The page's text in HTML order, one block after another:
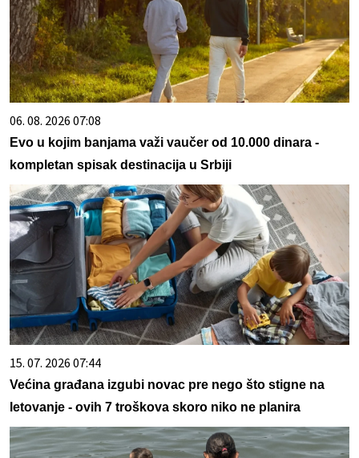
06. 08. 2026 07:08
Evo u kojim banjama važi vaučer od 10.000 dinara -
kompletan spisak destinacija u Srbiji
15. 07. 2026 07:44
Većina građana izgubi novac pre nego što stigne na
letovanje - ovih 7 troškova skoro niko ne planira